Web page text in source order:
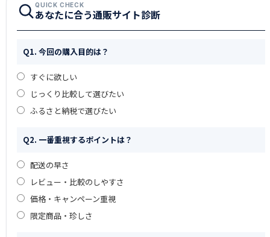
QUICK CHECK
あなたに合う通販サイト診断
Q1. 今回の購入目的は？
すぐに欲しい
じっくり比較して選びたい
ふるさと納税で選びたい
Q2. 一番重視するポイントは？
配送の早さ
レビュー・比較のしやすさ
価格・キャンペーン重視
限定商品・珍しさ